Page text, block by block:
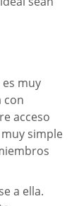
muy
con
acceso
simple
a ella.